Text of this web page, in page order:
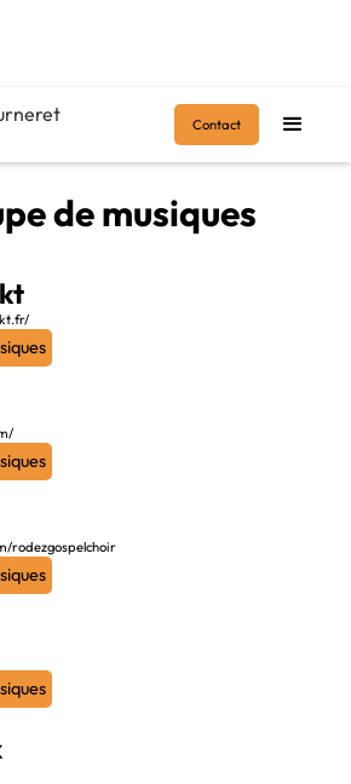
Contact
de musiques
de musiques
rodezgospelchoir